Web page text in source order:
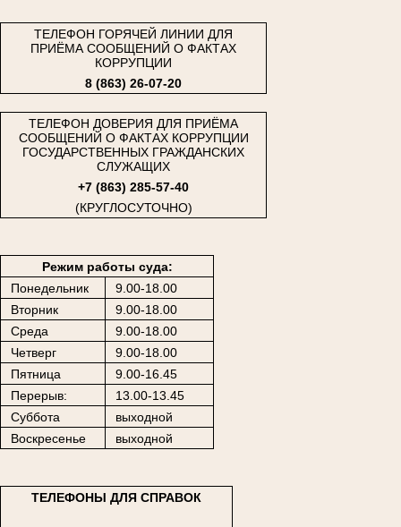
ТЕЛЕФОН ГОРЯЧЕЙ ЛИНИИ ДЛЯ
ПРИЁМА СООБЩЕНИЙ О ФАКТАХ
КОРРУПЦИИ
8 (863) 26-07-20
ТЕЛЕФОН ДОВЕРИЯ ДЛЯ ПРИЁМА
СООБЩЕНИЙ О ФАКТАХ КОРРУПЦИИ
ГОСУДАРСТВЕННЫХ ГРАЖДАНСКИХ
СЛУЖАЩИХ
+7 (863) 285-57-40
(КРУГЛОСУТОЧНО)
Режим работы суда:
Понедельник
9.00-18.00
Вторник
9.00-18.00
Среда
9.00-18.00
Четверг
9.00-18.00
Пятница
9.00-16.45
Перерыв:
13.00-13.45
Суббота
выходной
Воскресенье
выходной
ТЕЛЕФОНЫ ДЛЯ СПРАВОК